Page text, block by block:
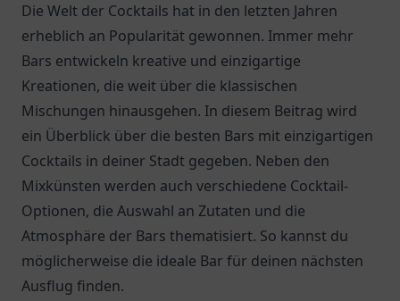
Die Welt der Cocktails hat in den letzten Jahren
erheblich an Popularität gewonnen. Immer mehr
Bars entwickeln kreative und einzigartige
Kreationen, die weit über die klassischen
Mischungen hinausgehen. In diesem Beitrag wird
ein Überblick über die besten Bars mit einzigartigen
Cocktails in deiner Stadt gegeben. Neben den
Mixkünsten werden auch verschiedene Cocktail-
Optionen, die Auswahl an Zutaten und die
Atmosphäre der Bars thematisiert. So kannst du
möglicherweise die ideale Bar für deinen nächsten
Ausflug finden.